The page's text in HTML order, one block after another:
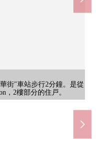
街"車站步行2分鐘。是從
，2樓部分的住戸。
的面積。因為是簡單的裝
照片中的家具、供給品不
有
的話在超過22張塌塌米寬
用。※照片中的家具、供
面含有
在2023年11月，能在已
地開始新生活。※照片中
格裡面含有
室內。如果把影像牆上用
。※照片中的家具、供給
含有
圍以內擁有超市和便利
物的居住環境。
下公園、海灣大橋、冰川
所以在前面嘗開放感覺。
作為客廳的一部分，同場
，可以用途。※照片中的
格裡面含有
清醒也收藏有長度的衣服
具、供給品不在銷售價格
的LDK間取変更。能從客
不在銷售價格裡面含有
墻式的廚房。容易集中於
。※照片中的家具、供給
含有
充足的存儲空間，在用廚
藏來。
。即使在油炸食品以及炒
式，迅速能擦去。
的盥洗台。因為存儲空間
西類以及化妝品。
洗臉盤子較大所以難以做
。回家之後的洗手以及漱
。
，是安靜的氣氛。因為有
氣，舒適地可以使用。
歡的高度用滑動桿可以使
手洗，馬上衛生。因為有
候可以使用。
以看上去像的間取保持。
器的內部對講機
(約220m)
，忘記有的時候以及什麼
離。
1500m)
年2月19日
820m)